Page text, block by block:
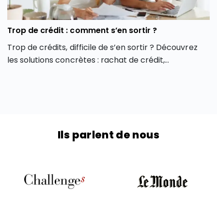
Trop de crédit : comment s’en sortir ?
Trop de crédits, difficile de s’en sortir ? Découvrez
les solutions concrètes : rachat de crédit,
Ils parlent de nous